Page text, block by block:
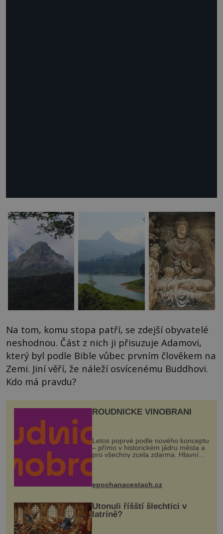
Na tom, komu stopa patří, se zdejší obyvatelé
neshodnou. Část z nich ji přisuzuje Adamovi,
který byl podle Bible vůbec prvním člověkem na
Zemi. Jiní věří, že náleží osvícenému Buddhovi.
Kdo má pravdu?
ROUDNICKÉ VINOBRANÍ
Letos poprvé podle nového konceptu
– přímo v historickém jádru města a
pro všechny zcela zdarma. Hlavní
program se odehraje na Karlově a
mohou těšit na víno, burčák, pes...
epochanacestach.cz
Utonuli říšští šlechtici v
latríně?